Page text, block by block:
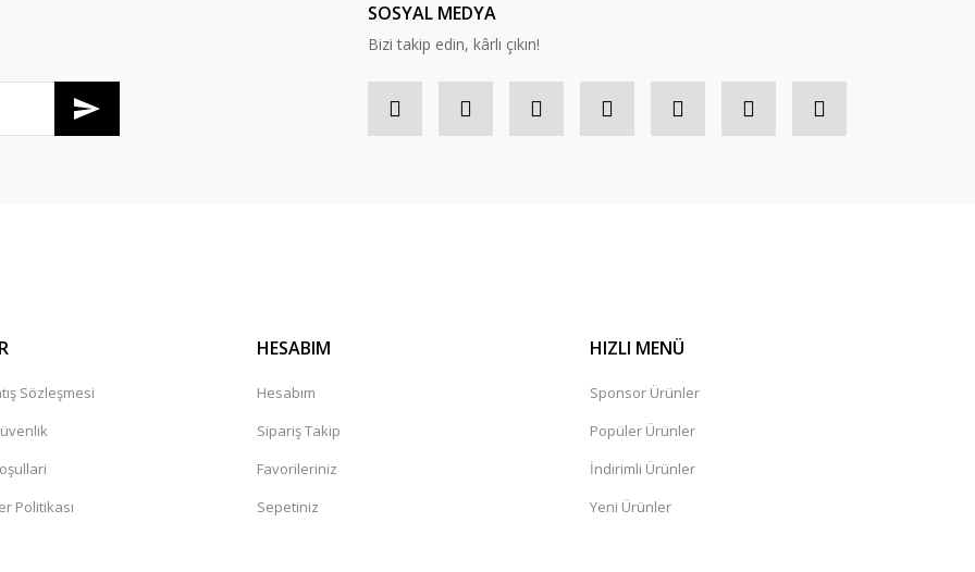
SOSYAL MEDYA
Bizi takip edin, kârlı çıkın!
Sözleşmesi
Politikası
HESABIM
Hesabım
Sipariş Takip
Favorileriniz
Sepetiniz
HIZLI MENÜ
Sponsor Ürünler
Popüler Ürünler
İndirimli Ürünler
Yeni Ürünler